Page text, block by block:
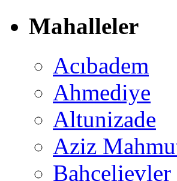
Mahalleler
Acıbadem
Ahmediye
Altunizade
Aziz
Bahçelievler